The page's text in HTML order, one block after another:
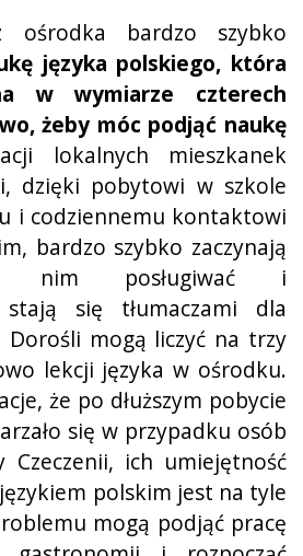
ośrodka bardzo szybko
języka polskiego, która
w wymiarze czterech
żeby móc podjąć naukę
lokalnych mieszkanek
dzięki pobytowi w szkole
i codziennemu kontaktowi
bardzo szybko zaczynają
nim posługiwać i
się tłumaczami dla
Dorośli mogą liczyć na trzy
lekcji języka w ośrodku.
że po dłuższym pobycie
się w przypadku osób
Czeczenii, ich umiejętność
polskim jest na tyle
mogą podjąć pracę